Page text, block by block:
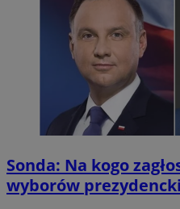
Sonda: Na kogo
wyborów